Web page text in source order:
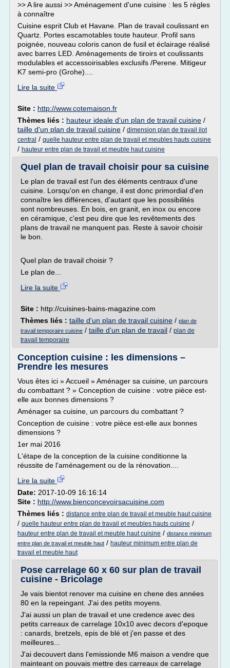
>> A lire aussi >> Aménagement d'une cuisine : les 5 règles
à connaître
Cuisine esprit Club et Havane. Plan de travail coulissant en
Quartz. Portes escamotables toute hauteur. Profil sans
poignée, nouveau coloris canon de fusil et éclairage réalisé
avec barres LED. Aménagements de tiroirs et coulissants
modulables et accessoirisables exclusifs /Perene. Mitigeur
K7 semi-pro (Grohe)....
Lire la suite
Site : http://www.cotemaison.fr
Thèmes liés : hauteur ideale d'un plan de travail cuisine /
taille d'un plan de travail cuisine / dimension plan de travail ilot
central / quelle hauteur entre plan de travail et meubles hauts cuisine
/ hauteur entre plan de travail et meuble haut cuisine
Quel plan de travail choisir pour sa cuisine
Le plan de travail est l'un des éléments centraux d'une
cuisine. Lorsqu'on en change, il est donc primordial d'en
connaître les différences, d'autant que les possibilités
sont nombreuses. En bois, en granit, en inox ou encore
en céramique, c'est peu dire que les revêtements des
plans de travail ne manquent pas. Reste à savoir choisir
le bon.
Quel plan de travail choisir ?
Le plan de...
Lire la suite
Site : http://cuisines-bains-magazine.com
Thèmes liés : taille d'un plan de travail cuisine / plan de
travail temporaire cuisine / taille d'un plan de travail / plan de
travail temporaire
Conception cuisine : les dimensions –
Prendre les mesures
Vous êtes ici » Accueil » Aménager sa cuisine, un parcours
du combattant ? » Conception de cuisine : votre pièce est-
elle aux bonnes dimensions ?
Aménager sa cuisine, un parcours du combattant ?
Conception de cuisine : votre pièce est-elle aux bonnes
dimensions ?
1er mai 2016
L'étape de la conception de la cuisine conditionne la
réussite de l'aménagement ou de la rénovation....
Lire la suite
Date: 2017-10-09 16:16:14
Site : http://www.bienconcevoirsacuisine.com
Thèmes liés : distance entre plan de travail et meuble haut cuisine
/ quelle hauteur entre plan de travail et meubles hauts cuisine /
hauteur entre plan de travail et meuble haut cuisine / distance minimum
entre plan de travail et meuble haut / hauteur minimum entre plan de
travail et meuble haut
Pose carrelage 60 x 60 sur plan de travail
cuisine - Bricolage
Je vais bientot renover ma cuisine en chene des années
80 en la repeingant. J'ai des petits moyens.
J'ai aussi un plan de travail et une credence avec des
petits carreaux de carrelage 10x10 avec decors d'epoque
: canards, bretzels, epis de blé et j'en passe et des
meilleures...
J'ai decouvert dans l'emissionde M6 maison a vendre que
mainteant on pouvais mettre des carreaux de carrelage